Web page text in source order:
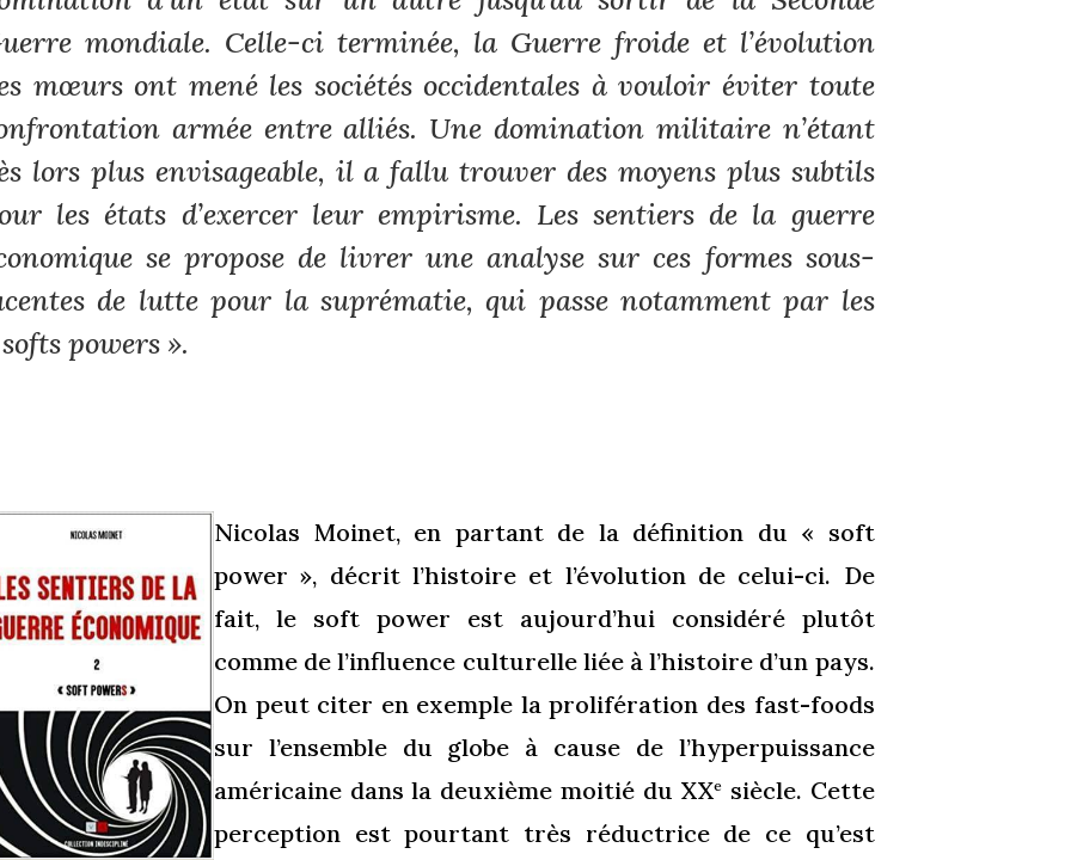
mondiale. Celle-ci terminée, la Guerre froide et l’évolution
mœurs ont mené les sociétés occidentales à vouloir éviter toute
armée entre alliés. Une domination militaire n’étant
lors plus envisageable, il a fallu trouver des moyens plus subtils
les états d’exercer leur empirisme. Les sentiers de la guerre
se propose de livrer une analyse sur ces formes sous-
de lutte pour la suprématie, qui passe notamment par les
powers ».
Nicolas Moinet, en partant de la définition du « soft
power », décrit l’histoire et l’évolution de celui-ci. De
fait, le soft power est aujourd’hui considéré plutôt
comme de l’influence culturelle liée à l’histoire d’un pays.
On peut citer en exemple la prolifération des fast-foods
sur l’ensemble du globe à cause de l’hyperpuissance
américaine dans la deuxième moitié du XXe siècle. Cette
perception est pourtant très réductrice de ce qu’est